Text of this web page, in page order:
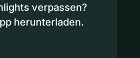
verpassen?
herunterladen.